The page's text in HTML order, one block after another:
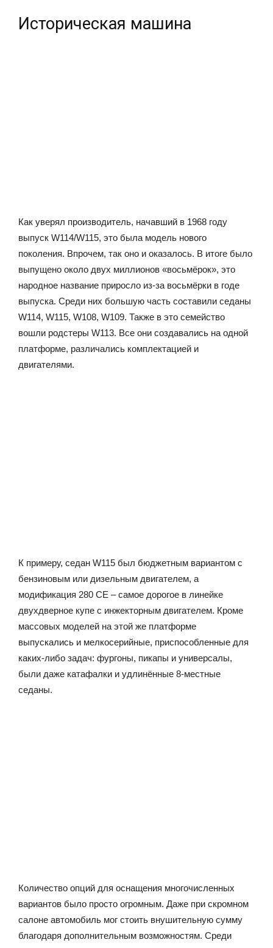
Историческая машина
Как уверял производитель, начавший в 1968 году
выпуск W114/W115, это была модель нового
поколения. Впрочем, так оно и оказалось. В итоге было
выпущено около двух миллионов «восьмёрок», это
народное название приросло из-за восьмёрки в годе
выпуска. Среди них большую часть составили седаны
W114, W115, W108, W109. Также в это семейство
вошли родстеры W113. Все они создавались на одной
платформе, различались комплектацией и
двигателями.
К примеру, седан W115 был бюджетным вариантом с
бензиновым или дизельным двигателем, а
модификация 280 CE – самое дорогое в линейке
двухдверное купе с инжекторным двигателем. Кроме
массовых моделей на этой же платформе
выпускались и мелкосерийные, приспособленные для
каких-либо задач: фургоны, пикапы и универсалы,
были даже катафалки и удлинённые 8-местные
седаны.
Количество опций для оснащения многочисленных
вариантов было просто огромным. Даже при скромном
салоне автомобиль мог стоить внушительную сумму
благодаря дополнительным возможностям. Среди